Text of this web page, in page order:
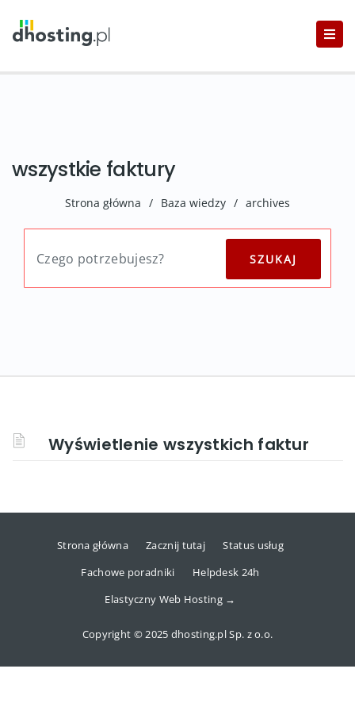
wszystkie faktury
Strona główna / Baza wiedzy / archives
Wyświetlenie wszystkich faktur
Strona główna Zacznij tutaj
Status usług
Fachowe poradniki
Helpdesk 24h
Elastyczny Web Hosting →
Copyright © 2025 dhosting.pl Sp. z o.o.